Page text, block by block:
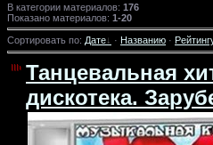
В категории материалов: 176
Показано материалов: 1-20
Сортировать по: Дате · Названию ·
Танцевальная
дискотека.